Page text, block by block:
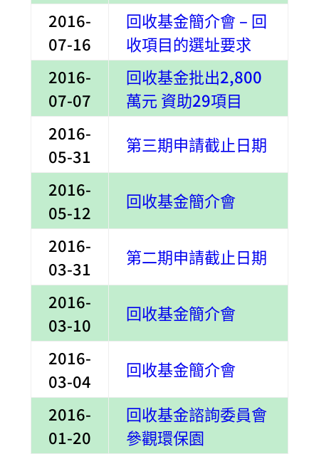
2016-
07-16
回收基金簡介會 – 回
收項目的選址要求
2016-
07-07
回收基金批出2,800
萬元 資助29項目
2016-
05-31
第三期申請截止日期
2016-
05-12
回收基金簡介會
2016-
03-31
第二期申請截止日期
2016-
03-10
回收基金簡介會
2016-
03-04
回收基金簡介會
2016-
01-20
回收基金諮詢委員會
參觀環保園